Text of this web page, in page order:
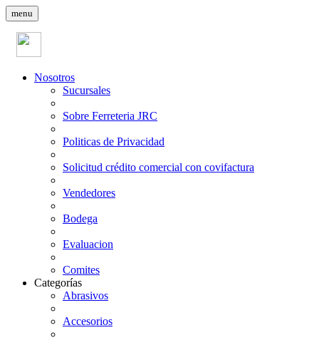
menu
Nosotros
Sucursales
Sobre Ferreteria JRC
Politicas de Privacidad
Solicitud crédito comercial con covifactura
Vendedores
Bodega
Evaluacion
Comites
Categorías
Abrasivos
Accesorios